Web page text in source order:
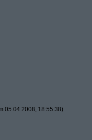
05.04.2008, 18:55:38)